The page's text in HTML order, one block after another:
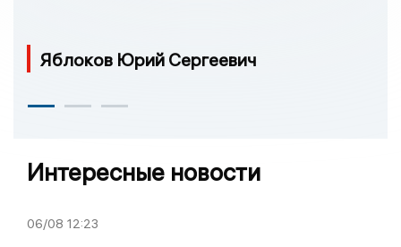
Яблоков Юрий Сергеевич
Интересные новости
06/08 12:23